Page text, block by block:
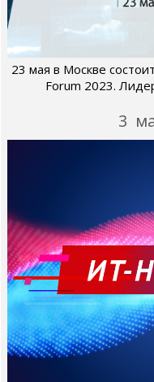
23 мая в Москве
Forum 2023.
3